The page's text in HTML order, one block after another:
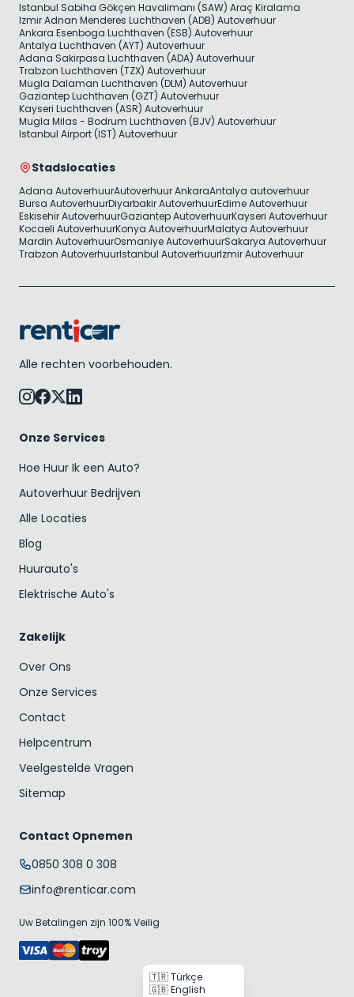
Istanbul Sabiha Gökçen Havalimanı (SAW) Araç Kiralama
Izmir Adnan Menderes Luchthaven (ADB) Autoverhuur
Ankara Esenboga Luchthaven (ESB) Autoverhuur
Antalya Luchthaven (AYT) Autoverhuur
Adana Sakirpasa Luchthaven (ADA) Autoverhuur
Trabzon Luchthaven (TZX) Autoverhuur
Mugla Dalaman Luchthaven (DLM) Autoverhuur
Gaziantep Luchthaven (GZT) Autoverhuur
Kayseri Luchthaven (ASR) Autoverhuur
Mugla Milas - Bodrum Luchthaven (BJV) Autoverhuur
Istanbul Airport (IST) Autoverhuur
Stadslocaties
Adana AutoverhuurAutoverhuur AnkaraAntalya autoverhuur
Bursa AutoverhuurDiyarbakir AutoverhuurEdirne Autoverhuur
Eskisehir AutoverhuurGaziantep AutoverhuurKayseri Autoverhuur
Kocaeli AutoverhuurKonya AutoverhuurMalatya Autoverhuur
Mardin AutoverhuurOsmaniye AutoverhuurSakarya Autoverhuur
Trabzon AutoverhuurIstanbul AutoverhuurIzmir Autoverhuur
Alle rechten voorbehouden.
Onze Services
Hoe Huur Ik een Auto?
Autoverhuur Bedrijven
Alle Locaties
Blog
Huurauto's
Elektrische Auto's
Zakelijk
Over Ons
Onze Services
Contact
Helpcentrum
Veelgestelde Vragen
Sitemap
Contact Opnemen
0850 308 0 308
info@renticar.com
Uw Betalingen zijn 100% Veilig
🇹🇷 Türkçe
🇬🇧 English